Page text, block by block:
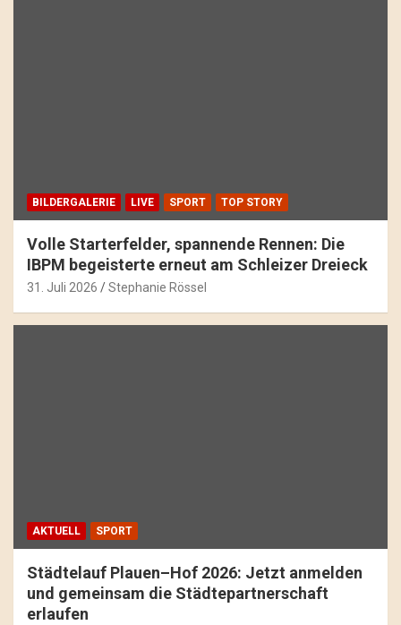
BILDERGALERIE LIVE SPORT TOP STORY
Volle Starterfelder, spannende Rennen: Die
IBPM begeisterte erneut am Schleizer Dreieck
31. Juli 2026 Stephanie Rössel
AKTUELL SPORT
Städtelauf Plauen–Hof 2026: Jetzt anmelden
und gemeinsam die Städtepartnerschaft
erlaufen